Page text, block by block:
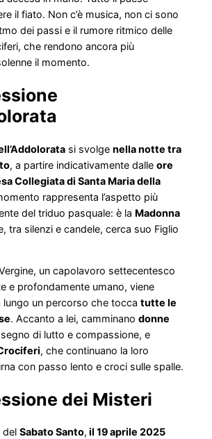
il fiato. Non c’è musica, non ci sono
dei passi e il rumore ritmico delle
che rendono ancora più
il momento.
si svolge nella notte tra
, a partire indicativamente dalle ore
Collegiata di Santa Maria della
rappresenta l’aspetto più
del triduo pasquale: è la Madonna
tra silenzi e candele, cerca suo Figlio
un capolavoro settecentesco
e profondamente umano, viene
lungo un percorso che tocca tutte le
. Accanto a lei, camminano donne
di lutto e compassione, e
, che continuano la loro
con passo lento e croci sulle spalle.
dei Misteri
del Sabato Santo, il 19 aprile 2025